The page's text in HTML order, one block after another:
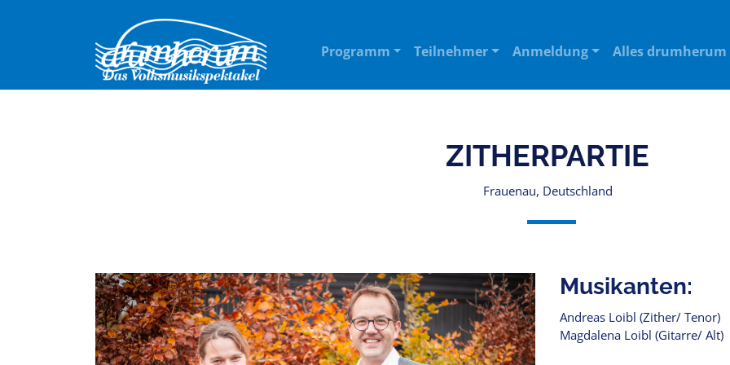
Programm Teilnehmer Anmeldung Alles drumherum
ZITHERPARTIE
Frauenau, Deutschland
Musikanten:
Andreas Loibl (Zither/ Tenor)
Magdalena Loibl (Gitarre/ Alt)